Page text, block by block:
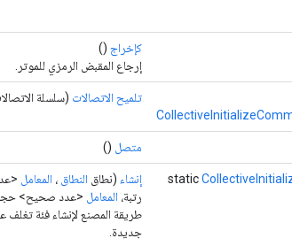
كإخراج ()
إرجاع المقبض الرمزي للموتر.
تلميح الاتصالات (سلسلة
متصل ()
static إنشاء (نطاق النطاق ، المعامل
رتبة، المعامل <عدد صحيح> حجم
جديدة.